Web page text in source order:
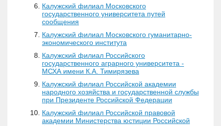
Калужский филиал Московского
государственного университета путей
сообщения
Калужский филиал Московского гуманитарно-
экономического института
Калужский филиал Российского
государственного аграрного университета -
МСХА имени К.А. Тимирязева
Калужский филиал Российской академии
народного хозяйства и государственной службы
при Президенте Российской Федерации
Калужский филиал Российской правовой
академии Министерства юстиции Российской